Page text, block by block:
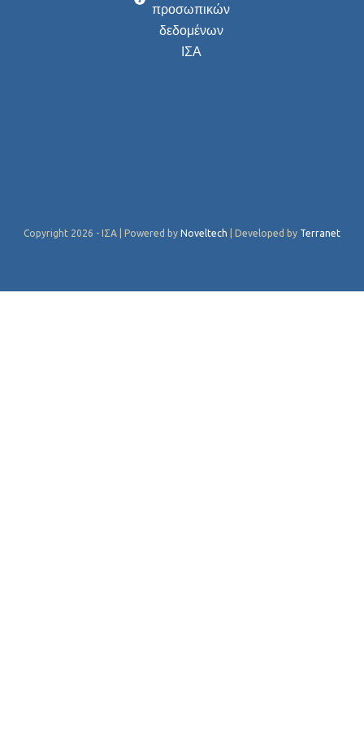
προσωπικών
δεδομένων
ΙΣΑ
Copyright 2026 - ΙΣΑ | Powered by Noveltech | Developed by Terranet